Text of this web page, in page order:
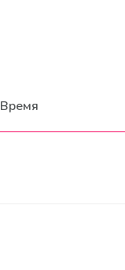
Время